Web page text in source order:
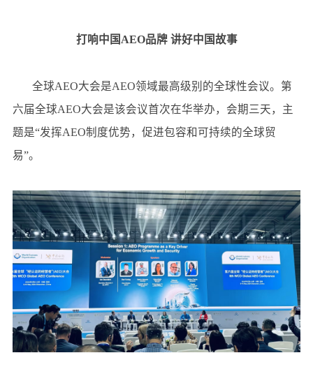
打响中国AEO品牌 讲好中国故事
全球AEO大会是AEO领域最高级别的全球性会议。第
六届全球AEO大会是该会议首次在华举办，会期三天，主
题是“发挥AEO制度优势，促进包容和可持续的全球贸
易”。